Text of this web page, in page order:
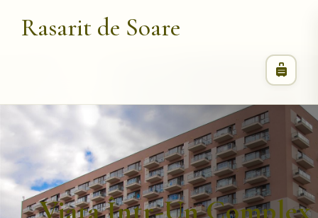
Rasarit de Soare
Viața Într-Un Complex